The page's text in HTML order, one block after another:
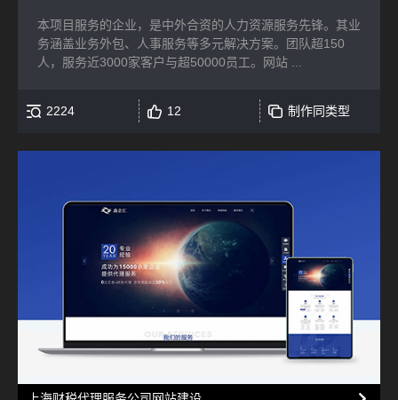
本项目服务的企业，是中外合资的人力资源服务先锋。其业
务涵盖业务外包、人事服务等多元解决方案。团队超150
人，服务近3000家客户与超50000员工。网站 ...
2224 12 制作同类型